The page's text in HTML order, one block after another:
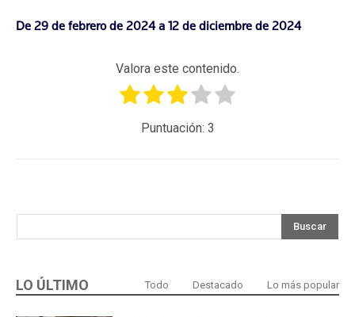
De 29 de febrero de 2024 a 12 de diciembre de 2024
Valora este contenido.
Puntuación: 3
Buscar
LO ÚLTIMO Todo Destacado Lo más popular